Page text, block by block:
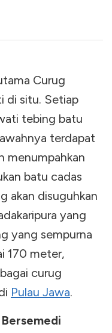
Curug
di situ. Setiap
tebing batu
terdapat
menumpahkan
batu cadas
akan disuguhkan
yang
yang sempurna
170 meter,
curug
Pulau Jawa.